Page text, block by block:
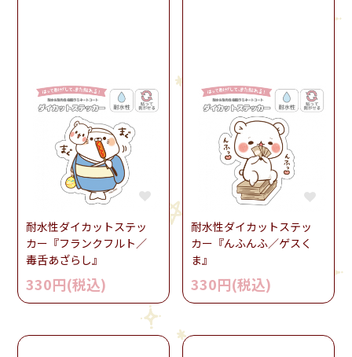
耐水性ダイカットステッ
カー『フランクフルト／
毒舌あざらし』
330円(税込)
耐水性ダイカットステッ
カー『んふんふ／ゲスく
ま』
330円(税込)